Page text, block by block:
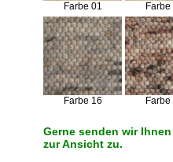
Farbe 01 Farbe
Farbe 16 Farbe
Gerne senden wir
zur Ansicht zu.